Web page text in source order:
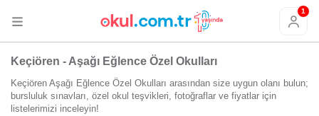
1
Keçiören - Aşağı Eğlence Özel Okulları
Keçiören Aşağı Eğlence Özel Okulları arasından size uygun olanı bulun;
bursluluk sınavları, özel okul teşvikleri, fotoğraflar ve fiyatlar için
listelerimizi inceleyin!